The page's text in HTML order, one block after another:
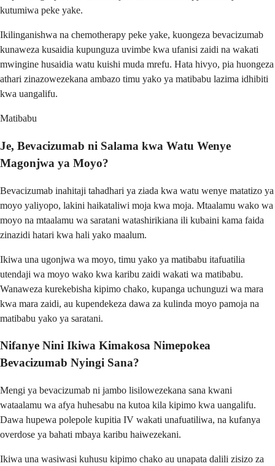
kutumiwa peke yake.
Ikilinganishwa na chemotherapy peke yake, kuongeza bevacizumab
kunaweza kusaidia kupunguza uvimbe kwa ufanisi zaidi na wakati
mwingine husaidia watu kuishi muda mrefu. Hata hivyo, pia huongeza
athari zinazowezekana ambazo timu yako ya matibabu lazima idhibiti
kwa uangalifu.
Matibabu
Je, Bevacizumab ni Salama kwa Watu Wenye
Magonjwa ya Moyo?
Bevacizumab inahitaji tahadhari ya ziada kwa watu wenye matatizo ya
moyo yaliyopo, lakini haikataliwi moja kwa moja. Mtaalamu wako wa
moyo na mtaalamu wa saratani watashirikiana ili kubaini kama faida
zinazidi hatari kwa hali yako maalum.
Ikiwa una ugonjwa wa moyo, timu yako ya matibabu itafuatilia
utendaji wa moyo wako kwa karibu zaidi wakati wa matibabu.
Wanaweza kurekebisha kipimo chako, kupanga uchunguzi wa mara
kwa mara zaidi, au kupendekeza dawa za kulinda moyo pamoja na
matibabu yako ya saratani.
Nifanye Nini Ikiwa Kimakosa Nimepokea
Bevacizumab Nyingi Sana?
Mengi ya bevacizumab ni jambo lisilowezekana sana kwani
wataalamu wa afya huhesabu na kutoa kila kipimo kwa uangalifu.
Dawa hupewa polepole kupitia IV wakati unafuatiliwa, na kufanya
overdose ya bahati mbaya karibu haiwezekani.
Ikiwa una wasiwasi kuhusu kipimo chako au unapata dalili zisizo za